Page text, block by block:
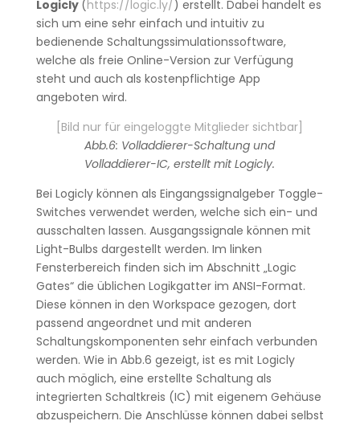
Logicly (https://logic.ly/) erstellt. Dabei handelt es
sich um eine sehr einfach und intuitiv zu
bedienende Schaltungssimulationssoftware,
welche als freie Online-Version zur Verfügung
steht und auch als kostenpflichtige App
angeboten wird.
[Bild nur für eingeloggte Mitglieder sichtbar]
Abb.6: Volladdierer-Schaltung und
Volladdierer-IC, erstellt mit Logicly.
Bei Logicly können als Eingangssignalgeber Toggle-
Switches verwendet werden, welche sich ein- und
ausschalten lassen. Ausgangssignale können mit
Light-Bulbs dargestellt werden. Im linken
Fensterbereich finden sich im Abschnitt „Logic
Gates“ die üblichen Logikgatter im ANSI-Format.
Diese können in den Workspace gezogen, dort
passend angeordnet und mit anderen
Schaltungskomponenten sehr einfach verbunden
werden. Wie in Abb.6 gezeigt, ist es mit Logicly
auch möglich, eine erstellte Schaltung als
integrierten Schaltkreis (IC) mit eigenem Gehäuse
abzuspeichern. Die Anschlüsse können dabei selbst